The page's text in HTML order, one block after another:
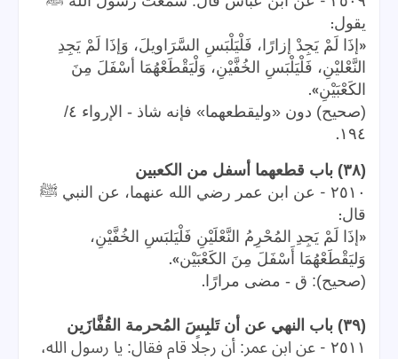
يقول:
« إذَا لَمْ يَجِدْ إزارًا، فَلْيَلْبَسِ السَّرَاويلَ، وَإذَا لَمْ يَجِدِ
النَّعْليْنِ، فَلْيَلْبَسِ الخُفَّيْنِ، وَلْيَقْطَعْهُمَا أسْفَلَ مِنَ
الكَعْبَيْنِ».
(صحيح) دون «وليقطعهما» فإنه شاذ - الإرواء ٤/
١٩٤.
(٣٨) باب قطعهما أسفل من الكعبين
٢٥١٠ - عن ابن عمر رضي الله عنهما، عن النبي ﷺ
قال:
« إذَا لَمْ يَجِدِ المُحْرِمُ النَّعْلَيْنِ فَلْيَلبَسِ الخُفَّيْنِ،
وَليَقْطَعْهُمَا أَسْفَلَ مِنَ الكَعْبَيْن».
(صحيح): ق - مضى مرارًا .
(٣٩) باب النهي عن أن تَلبِسَ المُحرمة القُفَّازَين
٢٥١١ - عن ابن عمر: أن رجلًا قام فقال: يا رسول الله،